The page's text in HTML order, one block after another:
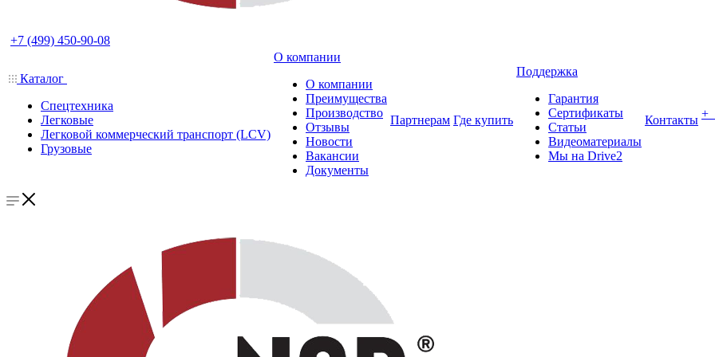
+7 (499) 450-90-08
Каталог
Спецтехника
Легковые
Легковой коммерческий транспорт (LCV)
Грузовые
О компании
О компании
Преимущества
Производство
Отзывы
Новости
Вакансии
Документы
Партнерам Где купить
Поддержка
Гарантия
Сертификаты
Статьи
Видеоматериалы
Мы на Drive2
Контакты +